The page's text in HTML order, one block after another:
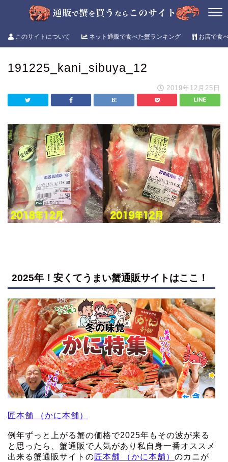
このサイトについて ネット通販で食べた蟹ランキング お店で食
191225_kani_sibuya_12
2019年12月25日
2025年！安くてうまい蟹通販サイトはここ！
匠本舗 （かに本舗）
例年ずっと上がる蟹の価格で2025年もその波が来る
と思ったら、蟹通販で人気があり私自身一番オススメ
出来る蟹通販サイトの匠本舗 （かに本舗） のカニが